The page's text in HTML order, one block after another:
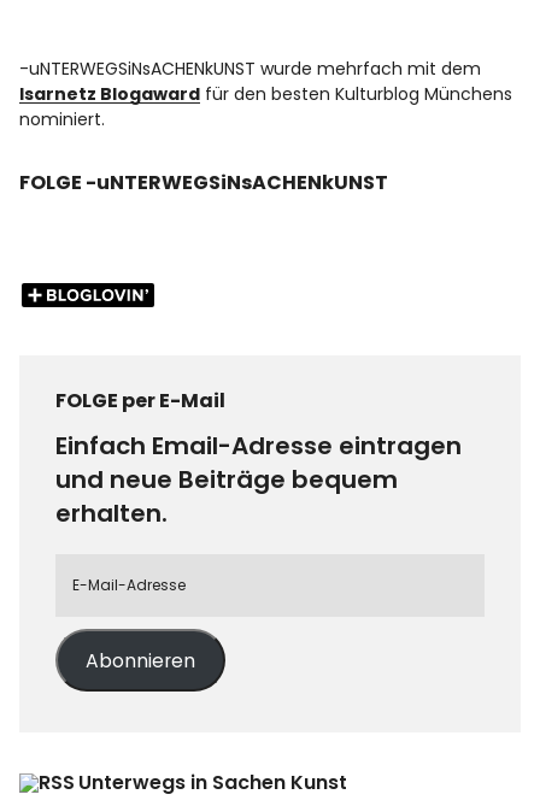
-uNTERWEGSiNsACHENkUNST wurde mehrfach mit dem
Isarnetz Blogaward für den besten Kulturblog Münchens
nominiert.
FOLGE -uNTERWEGSiNsACHENkUNST
FOLGE per E-Mail
Einfach Email-Adresse eintragen
und neue Beiträge bequem
erhalten.
Abonnieren
Unterwegs in Sachen Kunst